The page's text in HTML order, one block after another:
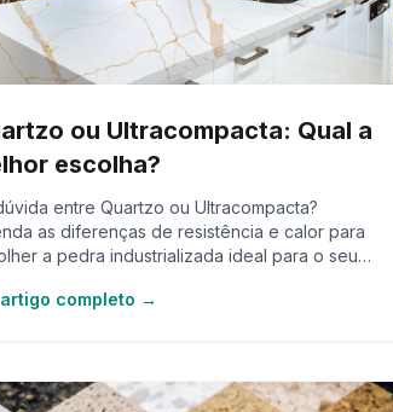
ou Ultracompacta: Qual a
escolha?
entre Quartzo ou Ultracompacta?
as diferenças de resistência e calor para
a pedra industrializada ideal para o seu
completo →